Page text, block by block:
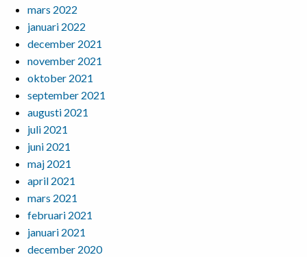
mars 2022
januari 2022
december 2021
november 2021
oktober 2021
september 2021
augusti 2021
juli 2021
juni 2021
maj 2021
april 2021
mars 2021
februari 2021
januari 2021
december 2020